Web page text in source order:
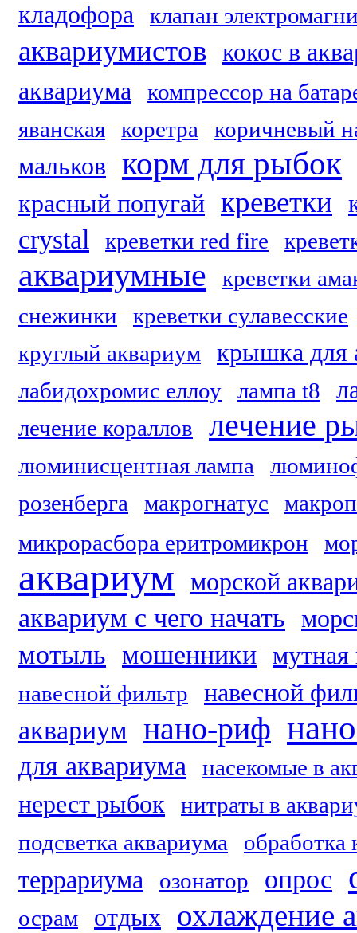
кладофора клапан
аквариумистов кокос в
аквариума
компрессор на
яванская
коретра коричневый
мальков корм для рыбок
красный попугай креветки
crystal креветки red fire
аквариумные
креветки
снежинки
креветки сулавесские
круглый аквариум
крышка для
лабидохромис еллоу лампа t8
лечение кораллов лечение
люминисцентная лампа
розенберга
макрогнатус
микрорасбора еритромикрон
аквариум морской
аквариум с чего начать
мотыль мошенники мутная
навесной фильтр навесной
аквариум нано-риф
для аквариума насекомые в
нерест рыбок
нитраты в
подсветка аквариума
обработка
террариума озонатор опрос
осрам отдых охлаждение